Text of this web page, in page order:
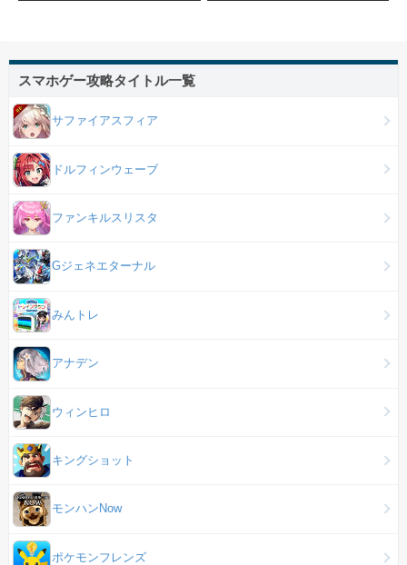
スマホゲー攻略タイトル一覧
サファイアスフィア
ドルフィンウェーブ
ファンキルスリスタ
Gジェネエターナル
みんトレ
アナデン
ウィンヒロ
キングショット
モンハンNow
ポケモンフレンズ